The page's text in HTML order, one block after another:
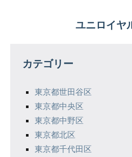
ー
ユニロイヤ
カテゴリー
東京都世田谷区
東京都中央区
東京都中野区
東京都北区
東京都千代田区